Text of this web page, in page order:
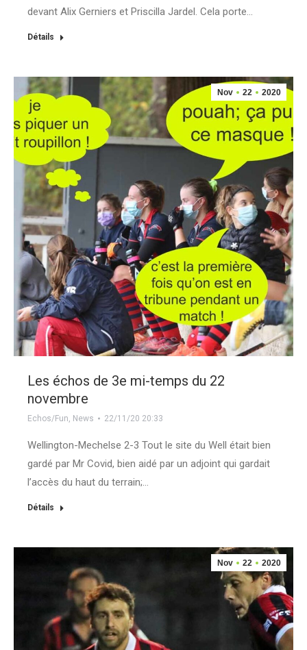
devant Alix Gerniers et Priscilla Jardel. Cela porte…
Détails
Nov 22 2020
Les échos de 3e mi-temps du 22
novembre
Echos/Fun, News 22/11/20 20:33
Wellington-Mechelse 2-3 Tout le site du Well était bien
gardé par Mr Covid, bien aidé par un adjoint qui gardait
l’accès du haut du terrain;…
Détails
Nov 22 2020